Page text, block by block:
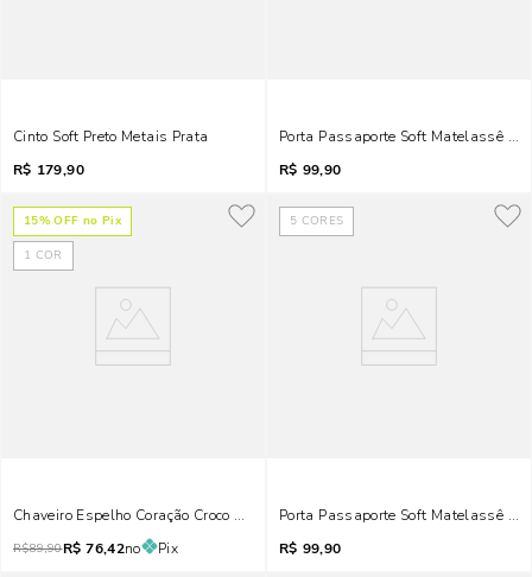
Cinto Soft Preto Metais Prata
R$ 179,90
Porta Passaporte Soft Matelassê
R$ 99,90
15% OFF no Pix
1 COR
Chaveiro Espelho Coração Croco Vermelho Blood
R$89,90R$ 76,42no Pix
5 CORES
Porta Passaporte Soft Matelassê
R$ 99,90